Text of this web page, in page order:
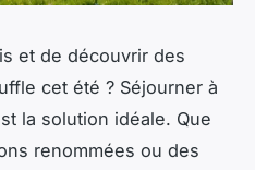
et de découvrir des
cet été ? Séjourner à
la solution idéale. Que
renommées ou des